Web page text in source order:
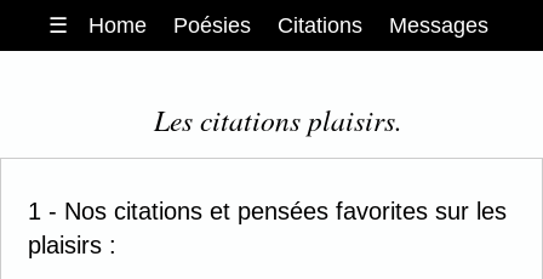
☰ Home Poésies Citations Messages
Les citations plaisirs.
1 - Nos citations et pensées favorites sur les
plaisirs :